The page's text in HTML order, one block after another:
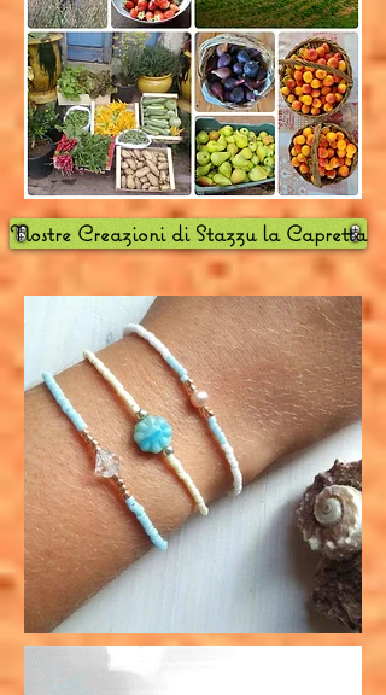
Nostre Creazioni di Stazzu la Capretta